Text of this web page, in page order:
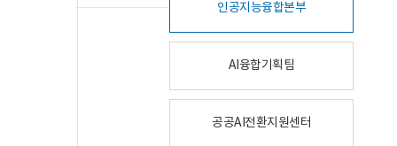
인공지능융합본부
AI융합기획팀
공공AI전환지원센터